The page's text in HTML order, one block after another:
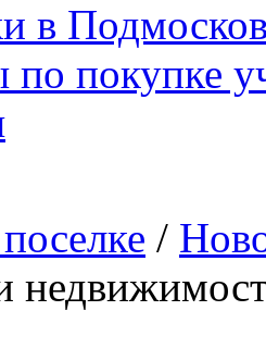
в
по покупке
/